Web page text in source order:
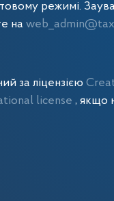
режимі.
на
за ліцензією
license , якщо